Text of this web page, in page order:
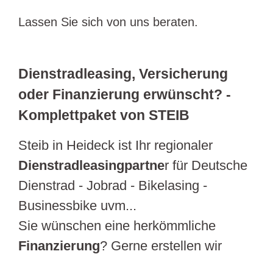
Lassen Sie sich von uns beraten.
Dienstradleasing, Versicherung
oder Finanzierung erwünscht? -
Komplettpaket von STEIB
Steib in Heideck ist Ihr regionaler
Dienstradleasingpartner für Deutsche
Dienstrad - Jobrad - Bikelasing -
Businessbike uvm...
Sie wünschen eine herkömmliche
Finanzierung? Gerne erstellen wir